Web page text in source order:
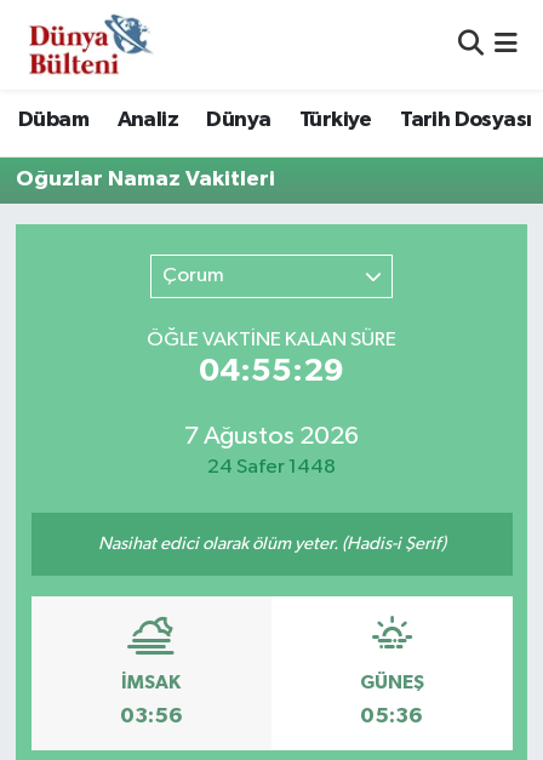
Dübam Analiz Dünya Türkiye Tarih Dosyası
Oğuzlar Namaz Vakitleri
Çorum
ÖĞLE VAKTİNE KALAN SÜRE
04:55:29
7 Ağustos 2026
24 Safer 1448
Nasihat edici olarak ölüm yeter. (Hadis-i Şerif)
İMSAK
03:56
GÜNEŞ
05:36
Hava Durumu
Trafik Durumu
Süper Lig Puan Durumu ve Fikstür
Son Dakika Haberleri